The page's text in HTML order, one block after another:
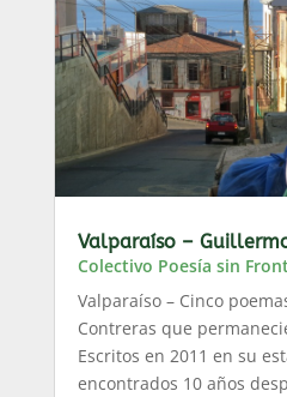
Valparaíso –
Colectivo Poesía sin
Valparaíso – Cinco
Contreras que
Escritos en 2011 en su
encontrados 10 años